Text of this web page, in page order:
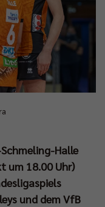
Halle
um 18.00 Uhr)
und dem VfB